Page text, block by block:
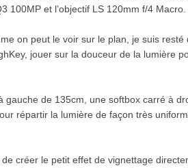
100MP et l’objectif LS 120mm f/4 Macro.
on peut le voir sur le plan, je suis
jouer sur la douceur de la lumière
gauche de 135cm, une softbox carré à
répartir la lumière de façon très
de créer le petit effet de vignettage